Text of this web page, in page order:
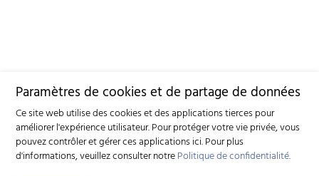
Paramètres de cookies et de partage de données
Ce site web utilise des cookies et des applications tierces pour
améliorer l'expérience utilisateur. Pour protéger votre vie privée, vous
pouvez contrôler et gérer ces applications ici.Pour plus
d'informations, veuillez consulter notrePolitique de confidentialité.